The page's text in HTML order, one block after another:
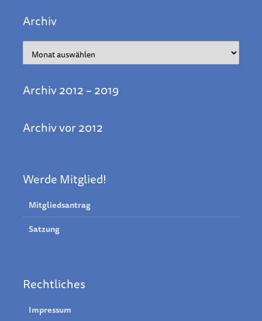
Archiv
Archiv 2012 – 2019
Archiv vor 2012
Werde Mitglied!
Mitgliedsantrag
Satzung
Rechtliches
Impressum